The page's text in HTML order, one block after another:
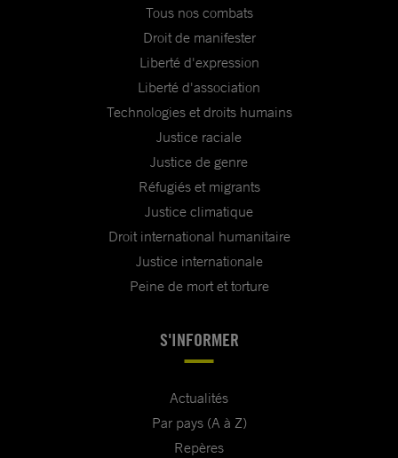
Tous nos combats
Droit de manifester
Liberté d'expression
Liberté d'association
Technologies et droits humains
Justice raciale
Justice de genre
Réfugiés et migrants
Justice climatique
Droit international humanitaire
Justice internationale
Peine de mort et torture
S'INFORMER
Actualités
Par pays (A à Z)
Repères